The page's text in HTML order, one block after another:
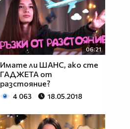
06:21
Имате ли ШАНС, ако сте
ГАДЖЕТА от
разстояние?
4 063 18.05.2018